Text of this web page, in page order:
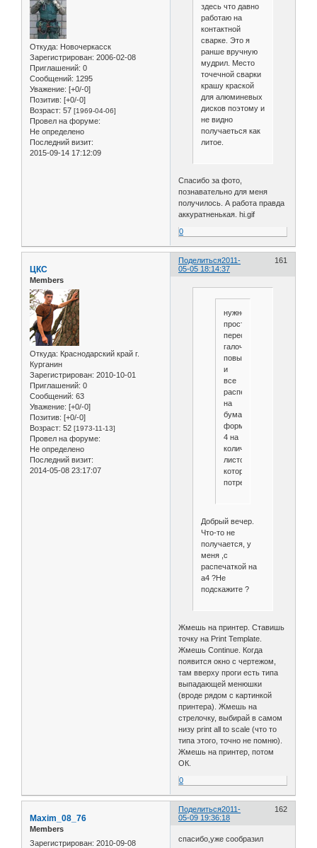
Откуда: Новочеркасск
Зарегистрирован: 2006-02-08
Приглашений: 0
Сообщений: 1295
Уважение: [+0/-0]
Позитив: [+0/-0]
Возраст: 57 [1969-04-06]
Провел на форуме:
Не определено
Последний визит:
2015-09-14 17:12:09
здесь что давно
работаю на
контактной
сварке. Это я
ранше вручную
мудрил. Место
точечной сварки
крашу краской
для алюминевых
дисков поэтому и
не видно
получаеться как
литое.
Спасибо за фото,
познавательно для меня
получилось. А работа правда
аккуратненькая. hi.gif
0
Поделиться 161
2011-
05-05 18:14:37
ЦКС
Members
Откуда: Краснодарский край г.
Курганин
Зарегистрирован: 2010-10-01
Приглашений: 0
Сообщений: 63
Уважение: [+0/-0]
Позитив: [+0/-0]
Возраст: 52 [1973-11-13]
Провел на форуме:
Не определено
Последний визит:
2014-05-08 23:17:07
нужно
просто
переставить
галочку
повыше,
и
все
распечатается
на
бумаге
формата
4 на
количестве
листов
которые
потребуются
Добрый вечер.
Что-то не
получается, у
меня ,с
распечаткой на
а4 ?Не
подскажите ?
Жмешь на принтер. Ставишь
точку на Print Template.
Жмешь Continue. Когда
появится окно с чертежом,
там вверху проги есть типа
выпадающей менюшки
(вроде рядом с картинкой
принтера). Жмешь на
стрелочку, выбирай в самом
низу print all to scale (что то
типа этого, точно не помню).
Жмешь на принтер, потом
ОК.
0
Поделиться 162
2011-
05-09 19:36:18
Maxim_08_76
Members
Зарегистрирован: 2010-09-08
спасибо,уже сообразил